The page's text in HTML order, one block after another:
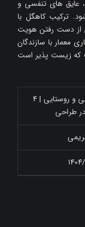
های تنفسی و
ترکیب کاهگل با
از دست رفتن هویت
معمار با سازندگان
که زیست پذیر است
طراحی ویلا کاهگلی و روستایی | 4
طراحی